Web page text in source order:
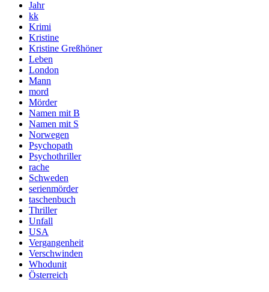
Jahr
kk
Krimi
Kristine
Kristine Greßhöner
Leben
London
Mann
mord
Mörder
Namen mit B
Namen mit S
Norwegen
Psychopath
Psychothriller
rache
Schweden
serienmörder
taschenbuch
Thriller
Unfall
USA
Vergangenheit
Verschwinden
Whodunit
Österreich